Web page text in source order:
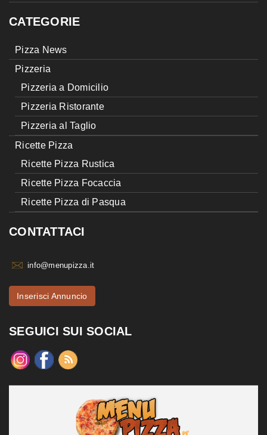
CATEGORIE
Pizza News
Pizzeria
Pizzeria a Domicilio
Pizzeria Ristorante
Pizzeria al Taglio
Ricette Pizza
Ricette Pizza Rustica
Ricette Pizza Focaccia
Ricette Pizza di Pasqua
CONTATTACI
info@menupizza.it
Inserisci Annuncio
SEGUICI SUI SOCIAL